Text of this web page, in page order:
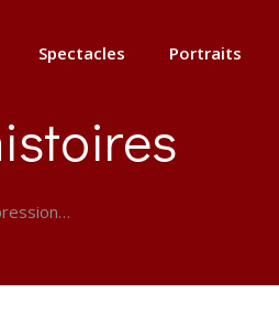
Spectacles Portraits